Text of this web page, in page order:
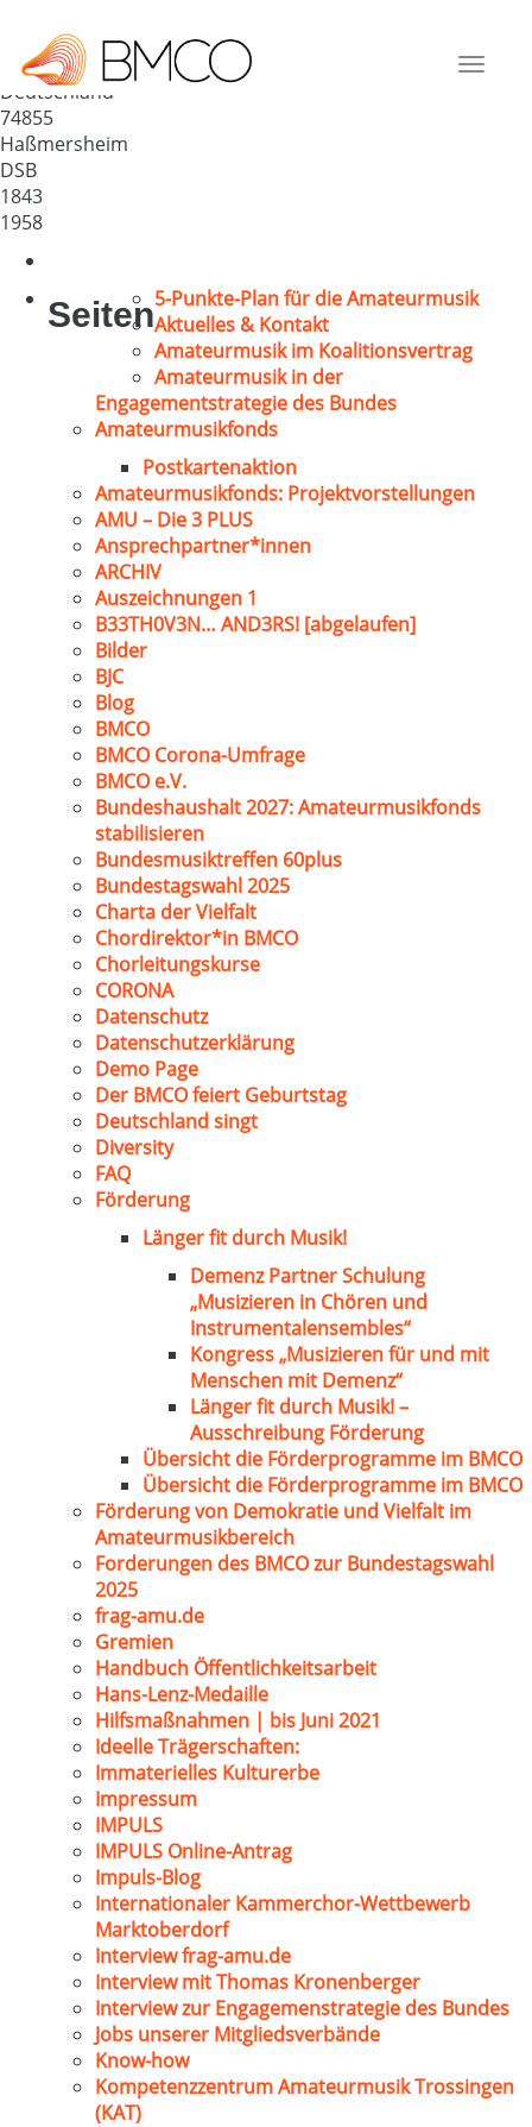
Toggle
Haßmersheim
Deutschland
74855
Haßmersheim
DSB
1843
1958
Seiten5-Punkte-Plan für die Amateurmusik
Aktuelles & Kontakt
Amateurmusik im Koalitionsvertrag
Amateurmusik in der
Engagementstrategie des Bundes
Amateurmusikfonds
Postkartenaktion
Amateurmusikfonds: Projektvorstellungen
AMU – Die 3 PLUS
Ansprechpartner*innen
ARCHIV
Auszeichnungen 1
B33TH0V3N… AND3RS! [abgelaufen]
Bilder
BJC
Blog
BMCO
BMCO Corona-Umfrage
BMCO e.V.
Bundeshaushalt 2027: Amateurmusikfonds
stabilisieren
Bundesmusiktreffen 60plus
Bundestagswahl 2025
Charta der Vielfalt
Chordirektor*in BMCO
Chorleitungskurse
CORONA
Datenschutz
Datenschutzerklärung
Demo Page
Der BMCO feiert Geburtstag
Deutschland singt
Diversity
FAQ
Förderung
Länger fit durch Musik!
Demenz Partner Schulung
„Musizieren in Chören und
Instrumentalensembles“
Kongress „Musizieren für und mit
Menschen mit Demenz“
Länger fit durch Musik! –
Ausschreibung Förderung
Übersicht die Förderprogramme im BMCO
Übersicht die Förderprogramme im BMCO
Förderung von Demokratie und Vielfalt im
Amateurmusikbereich
Forderungen des BMCO zur Bundestagswahl
2025
frag-amu.de
Gremien
Handbuch Öffentlichkeitsarbeit
Hans-Lenz-Medaille
Hilfsmaßnahmen | bis Juni 2021
Ideelle Trägerschaften:
Immaterielles Kulturerbe
Impressum
IMPULS
IMPULS Online-Antrag
Impuls-Blog
Internationaler Kammerchor-Wettbewerb
Marktoberdorf
Interview frag-amu.de
Interview mit Thomas Kronenberger
Interview zur Engagemenstrategie des Bundes
Jobs unserer Mitgliedsverbände
Know-how
Kompetenzzentrum Amateurmusik Trossingen
(KAT)